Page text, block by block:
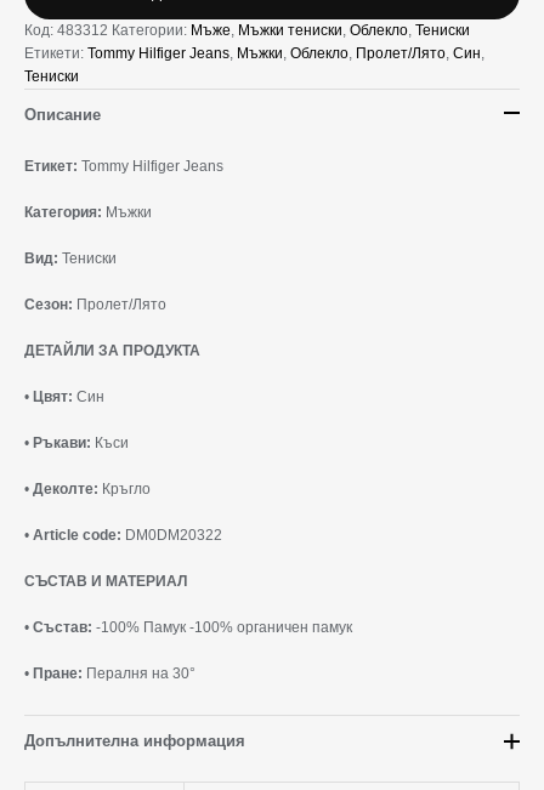
Код: 483312 Категории: Мъже, Мъжки тениски, Облекло, Тениски
Етикети: Tommy Hilfiger Jeans, Мъжки, Облекло, Пролет/Лято, Син,
Тениски
Описание
Етикет: Tommy Hilfiger Jeans
Категория: Мъжки
Вид: Тениски
Сезон: Пролет/Лято
ДЕТАЙЛИ ЗА ПРОДУКТА
• Цвят: Син
• Ръкави: Къси
• Деколте: Кръгло
• Article code: DM0DM20322
СЪСТАВ И МАТЕРИАЛ
• Състав: -100% Памук -100% органичен памук
• Пране: Пералня на 30°
Допълнителна информация